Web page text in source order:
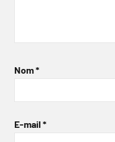
Nom*
E-mail *